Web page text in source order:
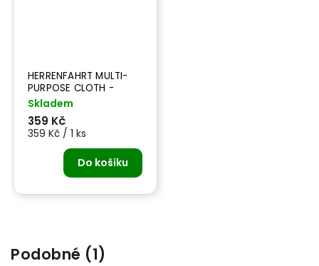
HERRENFAHRT MULTI-
PURPOSE CLOTH -
univerzální utěrka
Skladem
359 Kč
359 Kč / 1 ks
Do košíku
Podobné (1)